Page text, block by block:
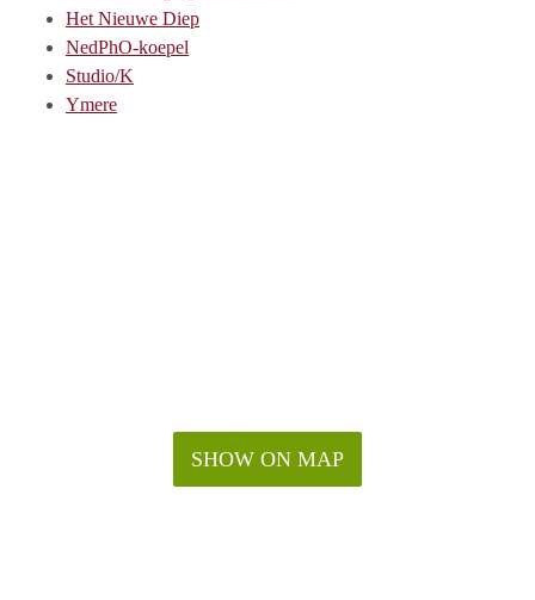
Het Nieuwe Diep
NedPhO-koepel
Studio/K
Ymere
SHOW ON MAP